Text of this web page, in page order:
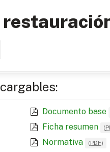
Documento base
Ficha resumen (
Normativa (PDF)